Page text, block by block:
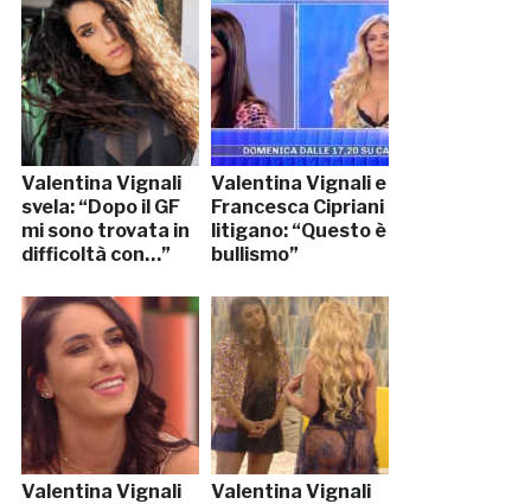
Valentina Vignali
svela: “Dopo il GF
mi sono trovata in
difficoltà con…”
Valentina Vignali e
Francesca Cipriani
litigano: “Questo è
bullismo”
Valentina Vignali Valentina Vignali